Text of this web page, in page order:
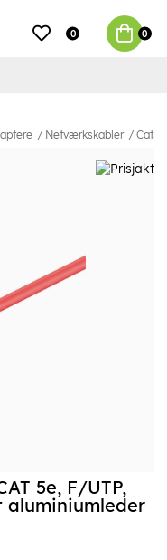
0 0
Netværkskabler Cat5e
5e, F/UTP,
aluminiumleder